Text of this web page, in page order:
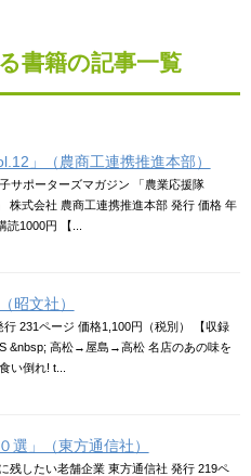
書籍の記事一覧
」（農商工連携推進本部）
サポーターズマガジン 「農業応援隊
株式会社 農商工連携推進本部 発行 価格 年
読1000円 【...
昭文社）
行 231ページ 価格1,100円（税別） 【収録
&nbsp; 高松→屋島→高松 名店のあの味を
い倒れ! t...
選」（東方通信社）
残したい老舗企業 東方通信社 発行 219ペ